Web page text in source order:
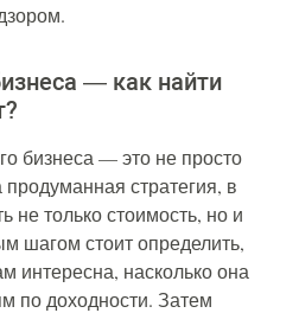
— как найти
бизнеса — это не просто
стратегия, в
не только стоимость, но и
шагом стоит определить,
интересна, насколько она
по доходности. Затем